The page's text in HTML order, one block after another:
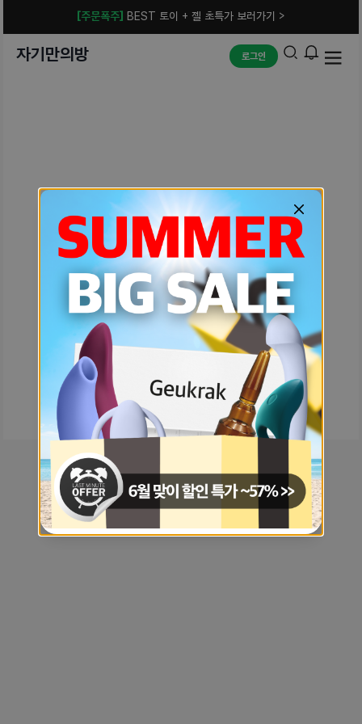
[주문폭주] BEST 토이 + 젤 초특가 보러가기 >
자기만의방 로그인
예상치 못한 에러입니다.